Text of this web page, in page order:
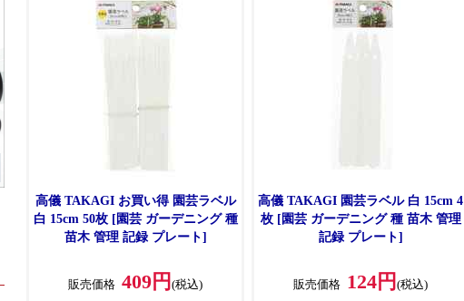
高儀 TAKAGI お買い得 園芸ラベル
白 15cm 50枚 [園芸 ガーデニング 種
苗木 管理 記録 プレート]
販売価格 409円 (税込)
高儀 TAKAGI 園芸ラベル 白 15cm 4
枚 [園芸 ガーデニング 種 苗木 管理
記録 プレート]
販売価格 124円 (税込)